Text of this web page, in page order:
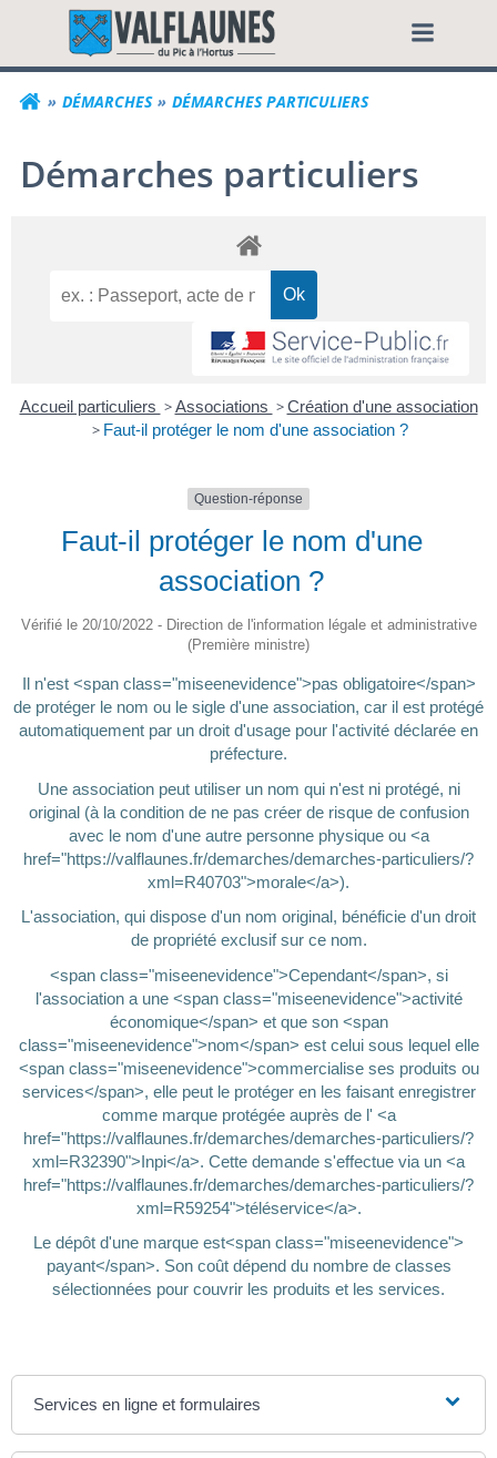
contenuCommune de
DÉMARCHES DÉMARCHES PARTICULIERS
Démarches particuliers
Accueil particuliers > Associations > Création d'une association
> Faut-il protéger le nom d'une association ?
Question-réponse
Faut-il protéger le nom d'une
association ?
Vérifié le 20/10/2022 - Direction de l'information légale et administrative
(Première ministre)
Il n'est <span class="miseenevidence">pas obligatoire</span>
de protéger le nom ou le sigle d'une association, car il est protégé
automatiquement par un droit d'usage pour l'activité déclarée en
préfecture.
Une association peut utiliser un nom qui n'est ni protégé, ni
original (à la condition de ne pas créer de risque de confusion
avec le nom d'une autre personne physique ou <a
href="https://valflaunes.fr/demarches/demarches-particuliers/?
xml=R40703">morale</a>).
L'association, qui dispose d'un nom original, bénéficie d'un droit
de propriété exclusif sur ce nom.
<span class="miseenevidence">Cependant</span>, si
l'association a une <span class="miseenevidence">activité
économique</span> et que son <span
class="miseenevidence">nom</span> est celui sous lequel elle
<span class="miseenevidence">commercialise ses produits ou
services</span>, elle peut le protéger en les faisant enregistrer
comme marque protégée auprès de l' <a
href="https://valflaunes.fr/demarches/demarches-particuliers/?
xml=R32390">Inpi</a>. Cette demande s'effectue via un <a
href="https://valflaunes.fr/demarches/demarches-particuliers/?
xml=R59254">téléservice</a>.
Le dépôt d'une marque est<span class="miseenevidence">
payant</span>. Son coût dépend du nombre de classes
sélectionnées pour couvrir les produits et les services.
Services en ligne et formulaires